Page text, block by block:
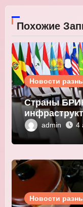
Похожие
Новости
Страны
валютadmin 4
Новости